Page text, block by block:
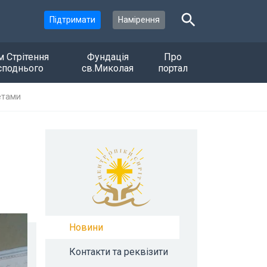
Підтримати Намірення
Стрітення
Фундація
св.Миколая
Про
портал
Новини
Контакти та реквізити